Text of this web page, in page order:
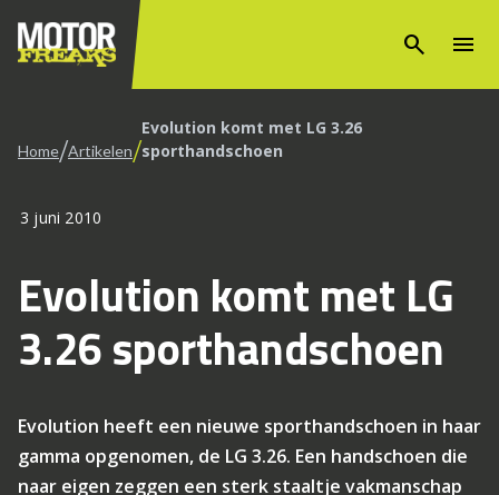
search menu
Home/Artikelen/Evolution komt met LG 3.26
sporthandschoen
3 juni 2010
Evolution komt met LG
3.26 sporthandschoen
Evolution heeft een nieuwe sporthandschoen in haar
gamma opgenomen, de LG 3.26. Een handschoen die
naar eigen zeggen een sterk staaltje vakmanschap